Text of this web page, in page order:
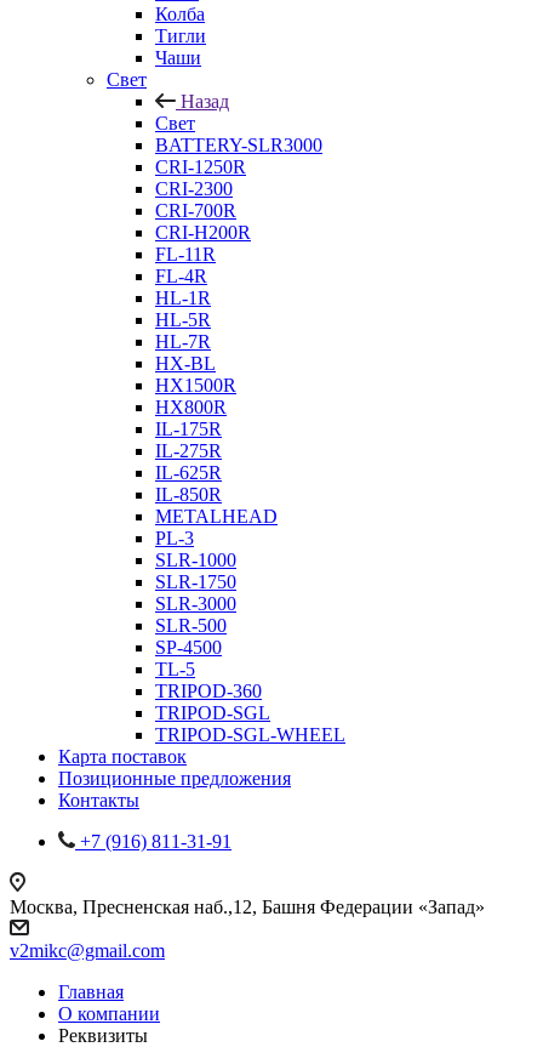
Колба
Тигли
Чаши
Cвет
Назад
Cвет
BATTERY-SLR3000
CRI-1250R
CRI-2300
CRI-700R
CRI-H200R
FL-11R
FL-4R
HL-1R
HL-5R
HL-7R
HX-BL
HX1500R
HX800R
IL-175R
IL-275R
IL-625R
IL-850R
METALHEAD
PL-3
SLR-1000
SLR-1750
SLR-3000
SLR-500
SP-4500
TL-5
TRIPOD-360
TRIPOD-SGL
TRIPOD-SGL-WHEEL
Карта поставок
Позиционные предложения
Контакты
+7 (916) 811-31-91
Москва, Пресненская наб.,12, Башня Федерации «Запад»
v2mikc@gmail.com
Главная
О компании
Реквизиты